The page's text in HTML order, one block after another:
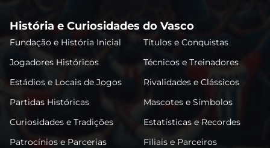
História e Curiosidades do Vasco
Fundação e História Inicial
Títulos e Conquistas
Jogadores Históricos
Técnicos e Treinadores
Estádios e Locais de Jogos
Rivalidades e Clássicos
Partidas Históricas
Mascotes e Símbolos
Curiosidades e Tradições
Estatísticas e Recordes
Patrocínios e Parcerias
Filiais e Parceiros